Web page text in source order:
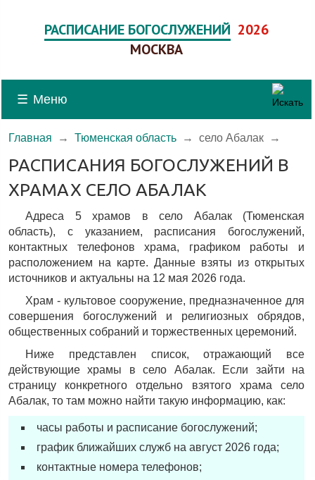
РАСПИСАНИЕ БОГОСЛУЖЕНИЙ 2026
МОСКВА
☰ Меню
Главная → Тюменская область → село Абалак →
РАСПИСАНИЯ БОГОСЛУЖЕНИЙ В
ХРАМАХ СЕЛО АБАЛАК
Адреса 5 храмов в село Абалак (Тюменская
область), c указанием, расписания богослужений,
контактных телефонов храма, графиком работы и
расположением на карте. Данные взяты из открытых
источников и актуальны на 12 мая 2026 года.
Храм - культовое сооружение, предназначенное для
совершения богослужений и религиозных обрядов,
общественных собраний и торжественных церемоний.
Ниже представлен список, отражающий все
действующие храмы в село Абалак. Если зайти на
страницу конкретного отдельно взятого храма село
Абалак, то там можно найти такую информацию, как:
часы работы и расписание богослужений;
график ближайших служб на август 2026 года;
контактные номера телефонов;